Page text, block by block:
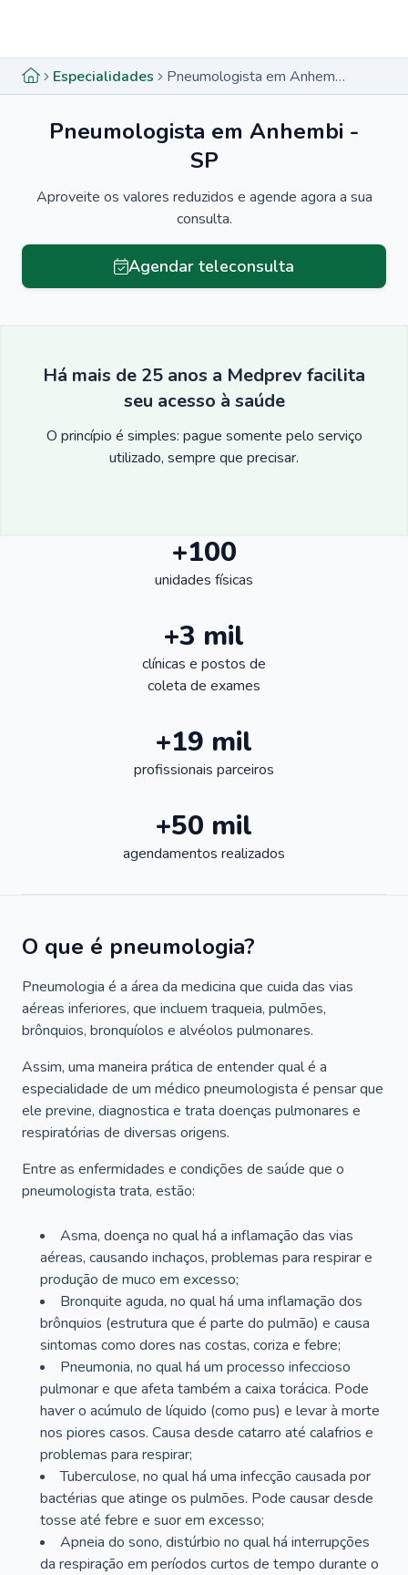
Especialidades Pneumologista em Anhembi - SP
Pneumologista em Anhembi -
SP
Aproveite os valores reduzidos e agende agora a sua
consulta.
Agendar teleconsulta
Há mais de 25 anos a Medprev facilita
seu acesso à saúde
O princípio é simples: pague somente pelo serviço
utilizado, sempre que precisar.
+100
unidades físicas
+3 mil
clínicas e postos de
coleta de exames
+19 mil
profissionais parceiros
+50 mil
agendamentos realizados
O que é pneumologia?
Pneumologia é a área da medicina que cuida das vias
aéreas inferiores, que incluem traqueia, pulmões,
brônquios, bronquíolos e alvéolos pulmonares.
Assim, uma maneira prática de entender qual é a
especialidade de um médico pneumologista é pensar que
ele previne, diagnostica e trata doenças pulmonares e
respiratórias de diversas origens.
Entre as enfermidades e condições de saúde que o
pneumologista trata, estão:
Asma, doença no qual há a inflamação das vias
aéreas, causando inchaços, problemas para respirar e
produção de muco em excesso;
Bronquite aguda, no qual há uma inflamação dos
brônquios (estrutura que é parte do pulmão) e causa
sintomas como dores nas costas, coriza e febre;
Pneumonia, no qual há um processo infeccioso
pulmonar e que afeta também a caixa torácica. Pode
haver o acúmulo de líquido (como pus) e levar à morte
nos piores casos. Causa desde catarro até calafrios e
problemas para respirar;
Tuberculose, no qual há uma infecção causada por
bactérias que atinge os pulmões. Pode causar desde
tosse até febre e suor em excesso;
Apneia do sono, distúrbio no qual há interrupções
da respiração em períodos curtos de tempo durante o